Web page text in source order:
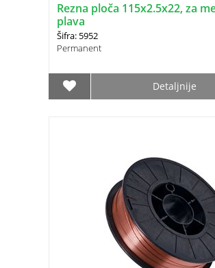
Rezna ploča 115x2.5x22, za
plava
Šifra: 5952
Permanent
Detaljnije